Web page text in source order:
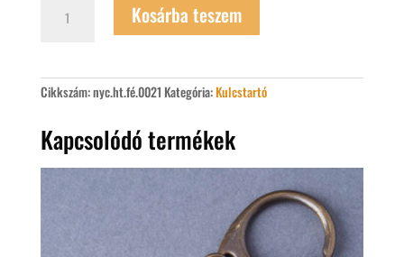
turulos
Kosárba teszem
Cikkszám:nyc.ht.fé.0021 Kategória:Kulcstartó
Kapcsolódó termékek